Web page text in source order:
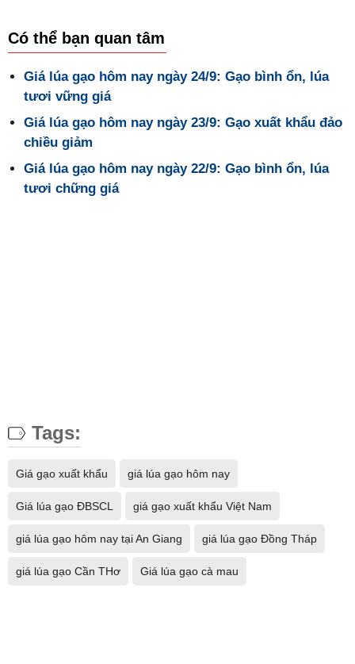
Có thể bạn quan tâm
Giá lúa gạo hôm nay ngày 24/9: Gạo bình ổn, lúa
tươi vững giá
Giá lúa gạo hôm nay ngày 23/9: Gạo xuất khẩu đảo
chiều giảm
Giá lúa gạo hôm nay ngày 22/9: Gạo bình ổn, lúa
tươi chững giá
Tags:
Giá gạo xuất khẩu giá lúa gạo hôm nay
Giá lúa gạo ĐBSCL giá gạo xuất khẩu Việt Nam
giá lúa gạo hôm nay tại An Giang giá lúa gạo Đồng Tháp
giá lúa gạo Cần THơ Giá lúa gạo cà mau